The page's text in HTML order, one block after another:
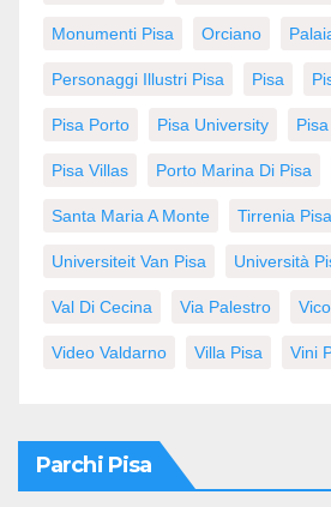
Monumenti Pisa Orciano
Personaggi Illustri Pisa Pisa
Pisa Porto Pisa University
Pisa Villas Porto Marina Di Pisa
Santa Maria A Monte Tirrenia Pisa
Universiteit Van Pisa Università
Val Di Cecina Via Palestro
Video Valdarno Villa Pisa Vini
Parchi Pisa